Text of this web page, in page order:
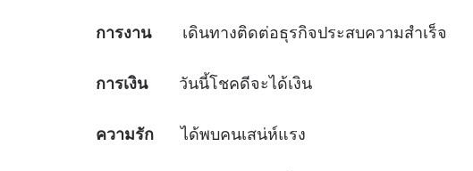
การงานเดินทางติดต่อธุรกิจประสบความสำเร็จ
การเงินวันนี้โชคดีจะได้เงิน
ความรัก ได้พบคนเสน่ห์แรง